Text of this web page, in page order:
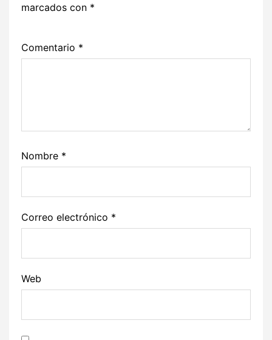
marcados con *
Comentario *
Nombre *
Correo electrónico *
Web